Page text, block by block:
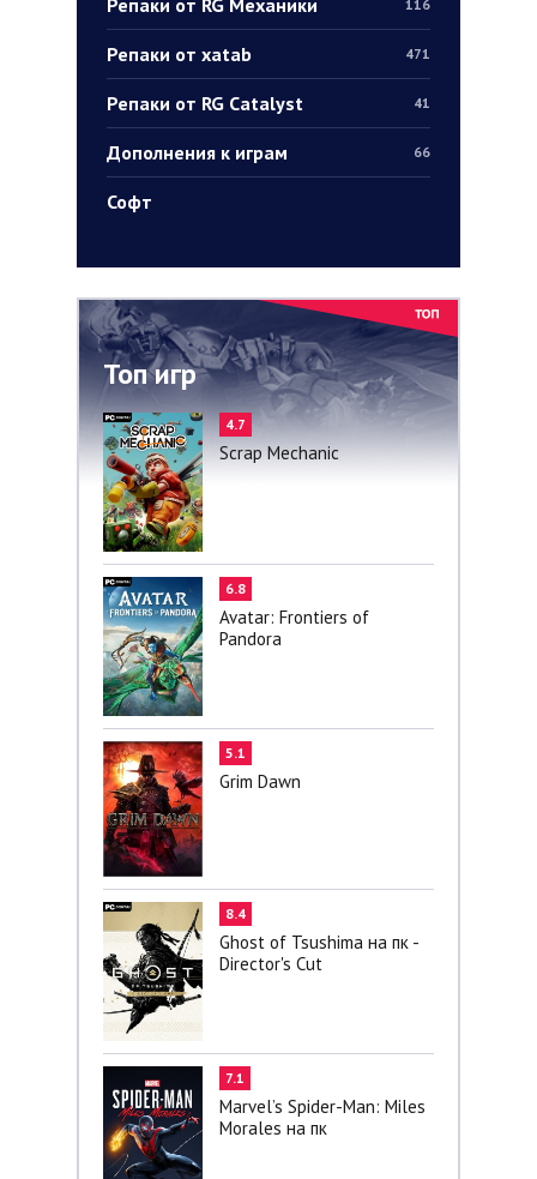
116
Репаки от xatab 471
Репаки от RG Catalyst 41
Дополнения к играм 66
Софт
Топ игр
4.7
Scrap Mechanic
6.8
Avatar: Frontiers of
Pandora
5.1
Grim Dawn
8.4
Ghost of Tsushima на пк -
Director's Cut
7.1
Marvel’s Spider-Man: Miles
Morales на пк